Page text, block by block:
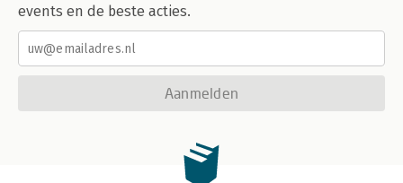
events en de beste acties.
Aanmelden